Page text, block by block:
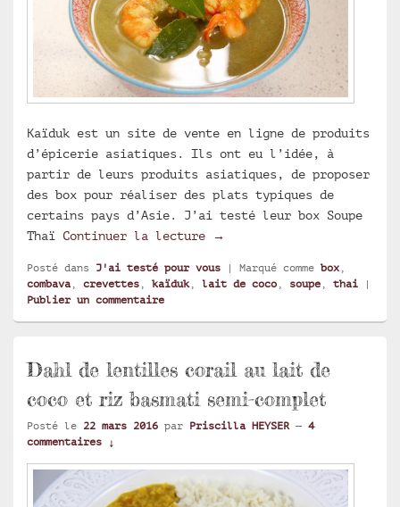
Kaïduk est un site de vente en ligne de produits
d’épicerie asiatiques. Ils ont eu l’idée, à
partir de leurs produits asiatiques, de proposer
des box pour réaliser des plats typiques de
certains pays d’Asie. J’ai testé leur box Soupe
Thaï Continuer la lecture J’ai testé pour vous la
→
Posté dans J'ai testé pour vous | Marqué comme box
combava
crevettes kaïduk lait de coco soupe thai
|
Publier un commentaire
Dahl de lentilles corail au lait de
coco et riz basmati semi-complet
Posté le 22 mars 2016 par Priscilla HEYSER — 4
commentaires ↓